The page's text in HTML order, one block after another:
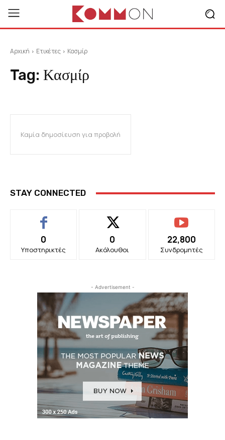
Αρχική Ετικέτες Κασμίρ
Tag: Κασμίρ
Καμία δημοσίευση για προβολή
STAY CONNECTED
0
Υποστηρικτές
0
Ακόλουθοι
22,800
Συνδρομητές
- Advertisement -